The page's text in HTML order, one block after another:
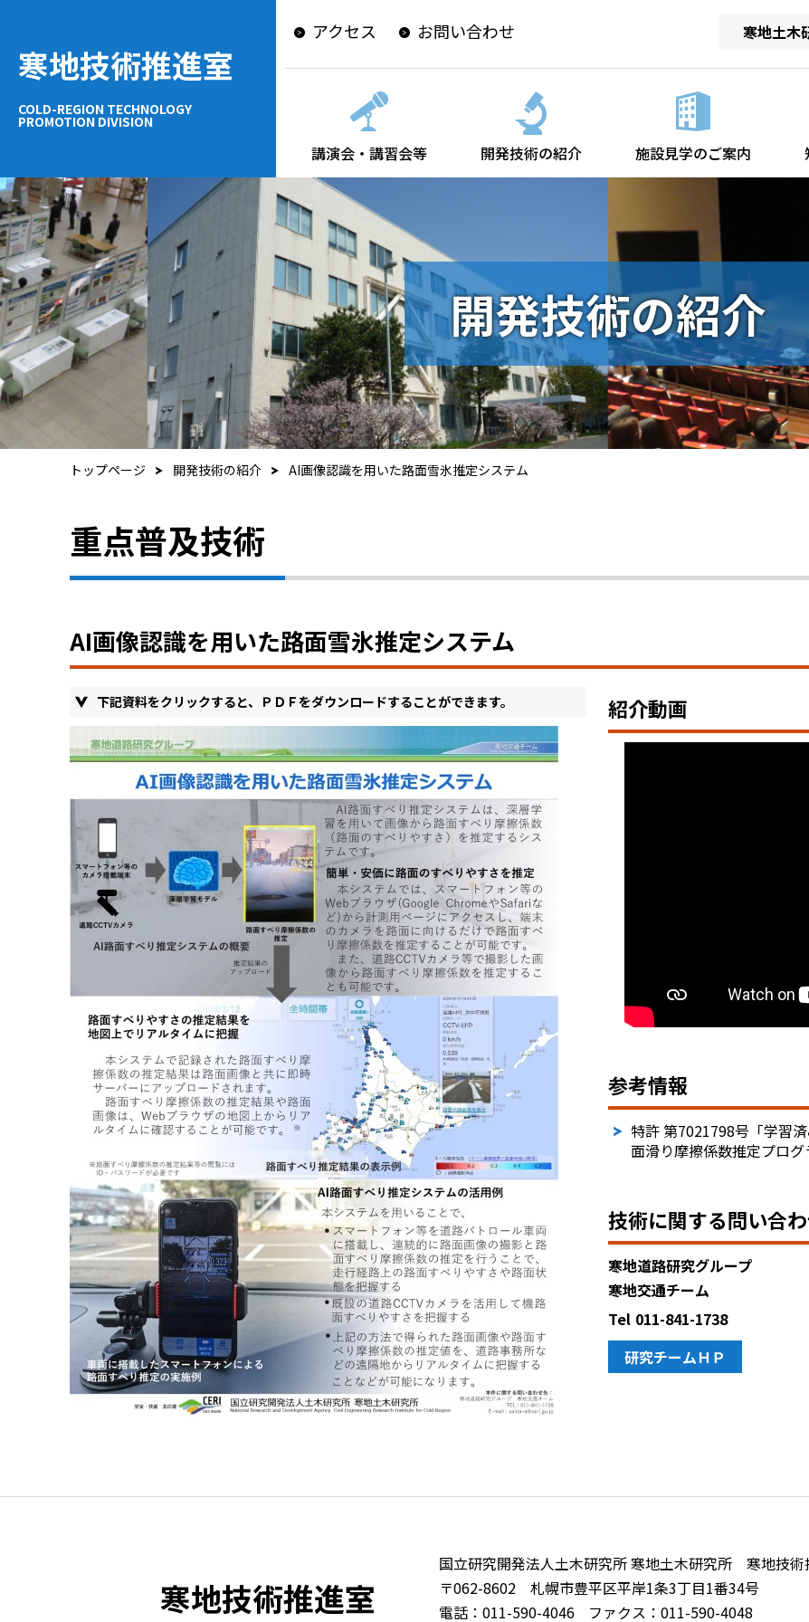
寒地技術推進室
COLD-REGION TECHNOLOGY
PROMOTION DIVISION
アクセス お問い合わせ 寒地土木
講演会・講習会等 開発技術の紹介 施設見学のご案内
開発技術の紹介
トップページ 開発技術の紹介 AI画像認識を用いた路面雪氷推定システム
重点普及技術
AI画像認識を用いた路面雪氷推定システム
下記資料をクリックすると、ＰＤＦをダウンロードすることができます。 紹介動画
参考情報
特許 第7021798号「学習
面滑り摩擦係数推定プロ
技術に関する問い合
寒地道路研究グループ
寒地交通チーム
Tel 011-841-1738
研究チームＨＰ
寒地技術推進室
国立研究開発法人土木研究所 寒地土木研究所 寒地技術
〒062-8602 札幌市豊平区平岸1条3丁目1番34号
電話：011-590-4046
ファクス：011-590-4048